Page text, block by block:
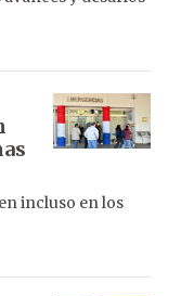
incluso en los